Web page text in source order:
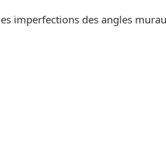
imperfections des angles